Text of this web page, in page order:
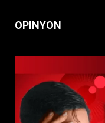
OPINYON